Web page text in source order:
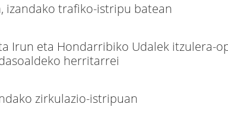
izandako trafiko-istripu batean
Irun eta Hondarribiko Udalek itzulera-
herritarrei
zirkulazio-istripuan